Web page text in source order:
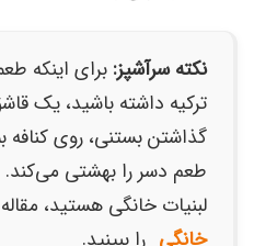
نکته سرآشپز: برای اینکه
ترکیه داشته باشید، یک
گذاشتن بستنی، روی کنافه
طعم دسر را بهشتی می‌کند.
لبنیات خانگی هستید، مقاله
خانگی را ببینید.